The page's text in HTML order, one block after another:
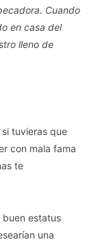
Cuando
en casa del
lleno de
tuvieras que
con mala fama
te
buen estatus
una